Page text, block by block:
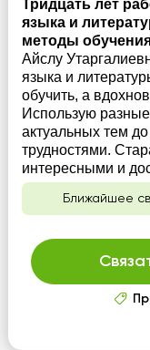
Тридцать лет
языка и
методы
Айслу
языка и
обучить, а
Использую
актуальных тем
трудностями.
интересными и
Ближайшее